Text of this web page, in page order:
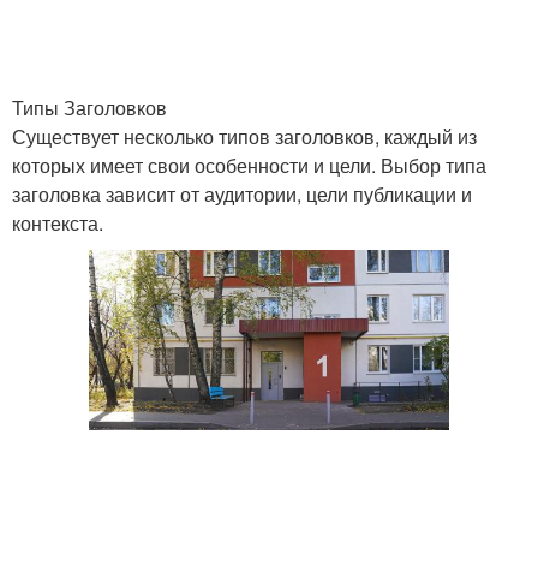
Типы Заголовков
Существует несколько типов заголовков, каждый из
которых имеет свои особенности и цели. Выбор типа
заголовка зависит от аудитории, цели публикации и
контекста.